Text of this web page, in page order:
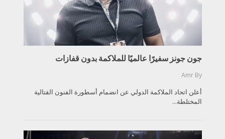
جون جونز سفيرًا عالميًا للملاكمة بدون قفازات
By
Amr
أعلن اتحاد الملاكمة الدولي عن انضمام أسطورة الفنون القتالية
المختلطة...